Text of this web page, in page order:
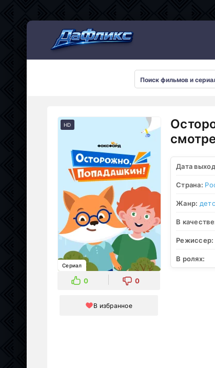
HD
Сериал
0 0
В избранное
Дата
Страна:
Жанр:
В
Режиссер:
В ролях:
Мультсериалы